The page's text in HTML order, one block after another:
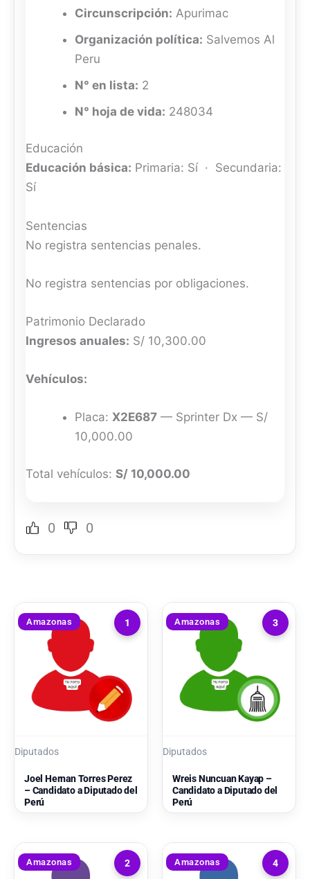
Circunscripción: Apurimac
Organización política: Salvemos Al
Peru
N° en lista: 2
N° hoja de vida: 248034
Educación
Educación básica: Primaria: Sí · Secundaria:
Sí
Sentencias
No registra sentencias penales.
No registra sentencias por obligaciones.
Patrimonio Declarado
Ingresos anuales: S/ 10,300.00
Vehículos:
Placa: X2E687 — Sprinter Dx — S/
10,000.00
Total vehículos: S/ 10,000.00
0 0
1
Amazonas
Diputados
Joel Hernan Torres Perez
– Candidato a Diputado del
Perú
3
Amazonas
Diputados
Wreis Nuncuan Kayap –
Candidato a Diputado del
Perú
2
Amazonas 4
Amazonas